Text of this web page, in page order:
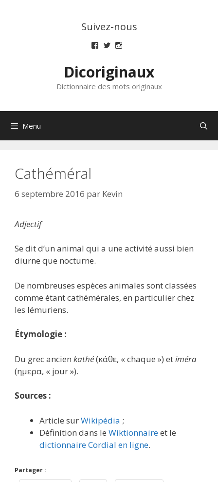
Suivez-nous
Voir
de
dicoriginaux
sur
Facebook
Voir
de
dicoriginaux
sur
Twitter
de
dicoriginaux
sur
Instagram
Dicoriginaux
Dictionnaire des mots originaux
Menu
Cathéméral
6 septembre 2016 par Kevin
Adjectif
Se dit d’un animal qui a une activité aussi bien
diurne que nocturne.
De nombreuses espèces animales sont classées
comme étant cathémérales, en particulier chez
les lémuriens.
Étymologie :
Du grec ancien kathé(κάθε, « chaque ») etiméra
(ημερα, « jour »).
Sources :
Article surWikipédia ;
Définition dans le Wiktionnaireet le
dictionnaire Cordial en ligne.
Partager :